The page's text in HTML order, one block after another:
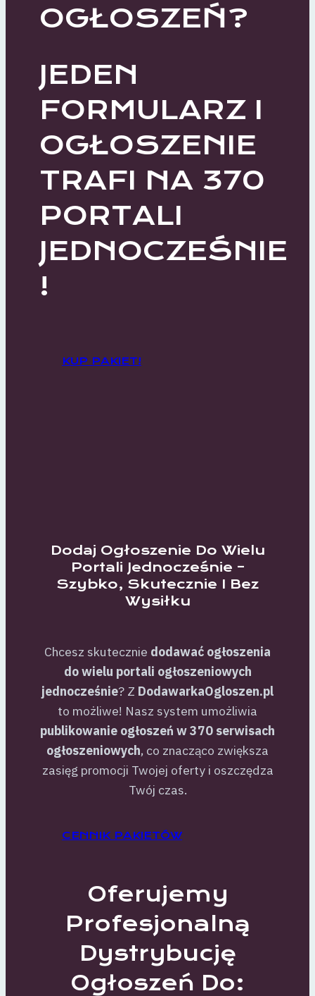
OGŁOSZEŃ?
JEDEN
FORMULARZ I
OGŁOSZENIE
TRAFI NA 370
PORTALI
JEDNOCZEŚNIE
!
KUP PAKIET!
Dodaj Ogłoszenie Do Wielu
Portali Jednocześnie –
Szybko, Skutecznie I Bez
Wysiłku
Chcesz skutecznie dodawać ogłoszenia
do wielu portali ogłoszeniowych
jednocześnie? Z DodawarkaOgloszen.pl
to możliwe! Nasz system umożliwia
publikowanie ogłoszeń w 370 serwisach
ogłoszeniowych, co znacząco zwiększa
zasięg promocji Twojej oferty i oszczędza
Twój czas.
CENNIK PAKIETÓW
Oferujemy
Profesjonalną
Dystrybucję
Ogłoszeń Do: